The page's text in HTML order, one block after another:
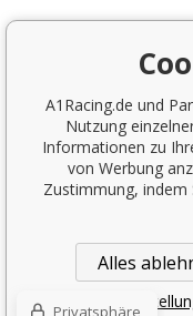
A1Racing.de und
Nutzung
Informationen zu
von Werbung
Zustimmung, indem
Alles
Detaillierte
Privatsphäre